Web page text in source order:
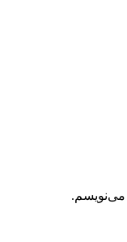
می‌نویسم.